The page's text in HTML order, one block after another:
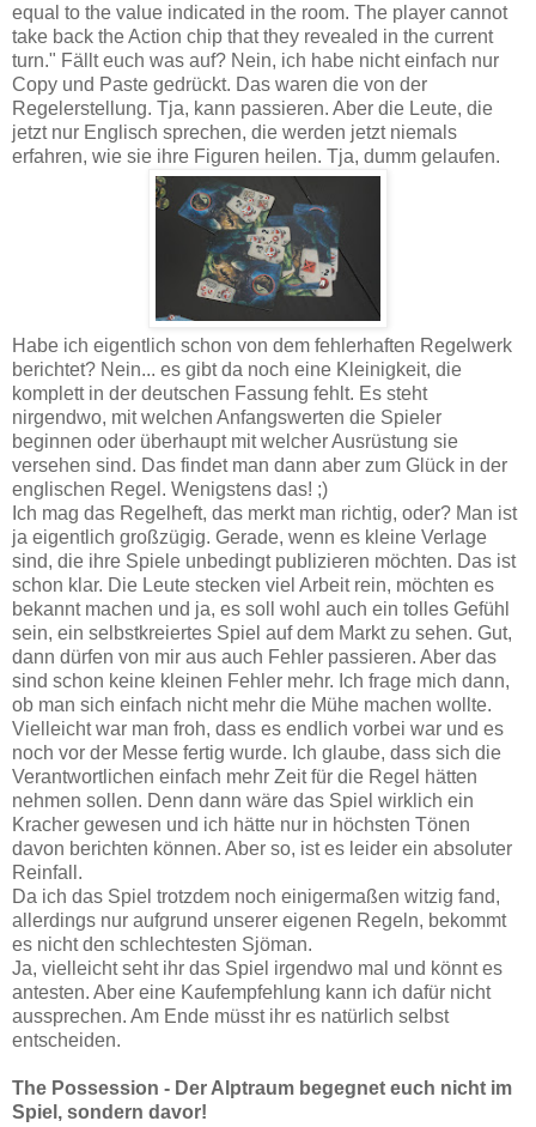
equal to the value indicated in the room. The player cannot
take back the Action chip that they revealed in the current
turn." Fällt euch was auf? Nein, ich habe nicht einfach nur
Copy und Paste gedrückt. Das waren die von der
Regelerstellung. Tja, kann passieren. Aber die Leute, die
jetzt nur Englisch sprechen, die werden jetzt niemals
erfahren, wie sie ihre Figuren heilen. Tja, dumm gelaufen.
Habe ich eigentlich schon von dem fehlerhaften Regelwerk
berichtet? Nein... es gibt da noch eine Kleinigkeit, die
komplett in der deutschen Fassung fehlt. Es steht
nirgendwo, mit welchen Anfangswerten die Spieler
beginnen oder überhaupt mit welcher Ausrüstung sie
versehen sind. Das findet man dann aber zum Glück in der
englischen Regel. Wenigstens das! ;)
Ich mag das Regelheft, das merkt man richtig, oder? Man ist
ja eigentlich großzügig. Gerade, wenn es kleine Verlage
sind, die ihre Spiele unbedingt publizieren möchten. Das ist
schon klar. Die Leute stecken viel Arbeit rein, möchten es
bekannt machen und ja, es soll wohl auch ein tolles Gefühl
sein, ein selbstkreiertes Spiel auf dem Markt zu sehen. Gut,
dann dürfen von mir aus auch Fehler passieren. Aber das
sind schon keine kleinen Fehler mehr. Ich frage mich dann,
ob man sich einfach nicht mehr die Mühe machen wollte.
Vielleicht war man froh, dass es endlich vorbei war und es
noch vor der Messe fertig wurde. Ich glaube, dass sich die
Verantwortlichen einfach mehr Zeit für die Regel hätten
nehmen sollen. Denn dann wäre das Spiel wirklich ein
Kracher gewesen und ich hätte nur in höchsten Tönen
davon berichten können. Aber so, ist es leider ein absoluter
Reinfall.
Da ich das Spiel trotzdem noch einigermaßen witzig fand,
allerdings nur aufgrund unserer eigenen Regeln, bekommt
es nicht den schlechtesten Sjöman.
Ja, vielleicht seht ihr das Spiel irgendwo mal und könnt es
antesten. Aber eine Kaufempfehlung kann ich dafür nicht
aussprechen. Am Ende müsst ihr es natürlich selbst
entscheiden.
The Possession - Der Alptraum begegnet euch nicht im
Spiel, sondern davor!